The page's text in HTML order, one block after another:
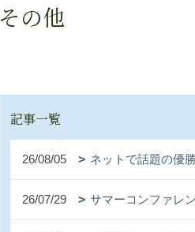
その他
記事一覧
26/08/05 ネットで話題の優
26/07/29 サマーコンファレ